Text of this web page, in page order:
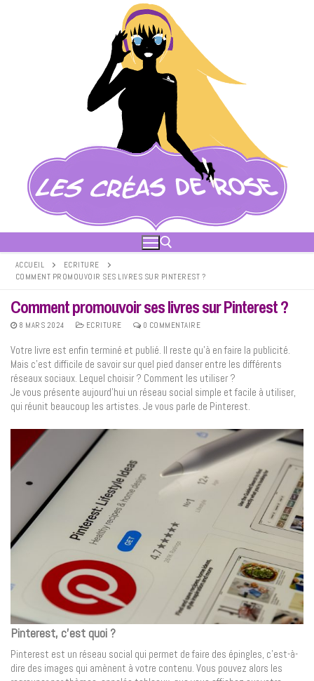
ACCUEIL
ECRITURE
COMMENT PROMOUVOIR SES LIVRES SUR PINTEREST ?
Comment promouvoir ses livres sur Pinterest ?
8 MARS 2024 ECRITURE 0 COMMENTAIRE
Votre livre est enfin terminé et publié. Il reste qu’à en faire la publicité.
Mais c’est difficile de savoir sur quel pied danser entre les différents
réseaux sociaux. Lequel choisir ? Comment les utiliser ?
Je vous présente aujourd’hui un réseau social simple et facile à utiliser,
qui réunit beaucoup les artistes. Je vous parle de Pinterest.
Pinterest, c’est quoi ?
Pinterest est un réseau social qui permet de faire des épingles, c’est-à-
dire des images qui amènent à votre contenu. Vous pouvez alors les